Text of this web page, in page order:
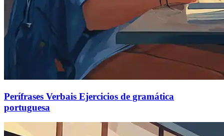
Perífrases Verbais Ejercicios de gramática
portuguesa